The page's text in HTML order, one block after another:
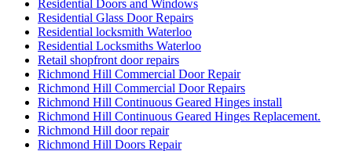
Residential Doors and Windows
Residential Glass Door Repairs
Residential locksmith Waterloo
Residential Locksmiths Waterloo
Retail shopfront door repairs
Richmond Hill Commercial Door Repair
Richmond Hill Commercial Door Repairs
Richmond Hill Continuous Geared Hinges install
Richmond Hill Continuous Geared Hinges Replacement.
Richmond Hill door repair
Richmond Hill Doors Repair